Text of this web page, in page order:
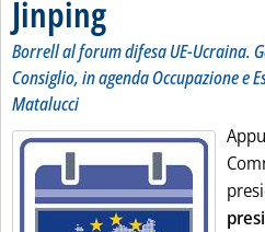
Jinping
Borrell al forum difesa UE-Ucraina.
Consiglio, in agenda Occupazione e
Matalucci